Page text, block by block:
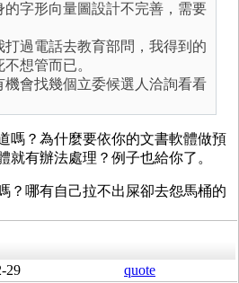
字形向量圖設計不完善，需要
過電話去教育部問，我得到的
想管而已。
會找幾個立委候選人洽詢看看
嗎？為什麼要依你的文書軟體做預
就有辦法處理？例子也給你了。
？哪有自己拉不出屎卻去怨馬桶的
29 quote